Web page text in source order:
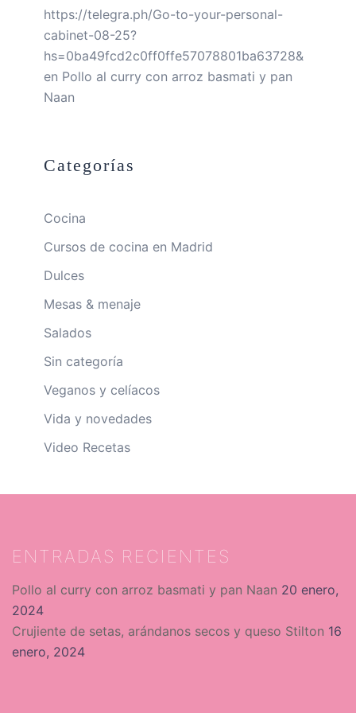
https://telegra.ph/Go-to-your-personal-
cabinet-08-25?
hs=0ba49fcd2c0ff0ffe57078801ba63728&
en Pollo al curry con arroz basmati y pan
Naan
Categorías
Cocina
Cursos de cocina en Madrid
Dulces
Mesas & menaje
Salados
Sin categoría
Veganos y celíacos
Vida y novedades
Video Recetas
ENTRADAS RECIENTES
Pollo al curry con arroz basmati y pan Naan 20 enero,
2024
Crujiente de setas, arándanos secos y queso Stilton 16
enero, 2024